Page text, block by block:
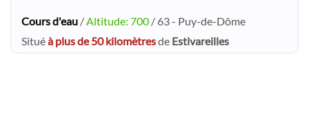
Cours d'eau /Altitude: 700 / 63 - Puy-de-Dôme
Situéà plus de 50 kilomètresde Estivareilles